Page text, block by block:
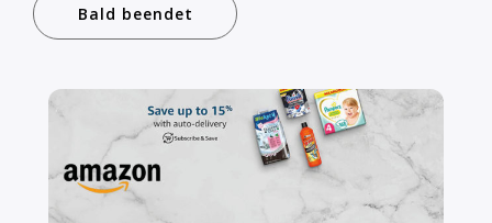
Bald beendet